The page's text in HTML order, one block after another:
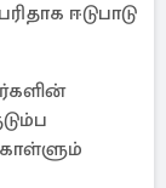
ஈடுபாடு